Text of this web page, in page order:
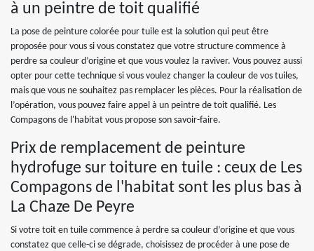
à un peintre de toit qualifié
La pose de peinture colorée pour tuile est la solution qui peut être
proposée pour vous si vous constatez que votre structure commence à
perdre sa couleur d’origine et que vous voulez la raviver. Vous pouvez aussi
opter pour cette technique si vous voulez changer la couleur de vos tuiles,
mais que vous ne souhaitez pas remplacer les pièces. Pour la réalisation de
l’opération, vous pouvez faire appel à un peintre de toit qualifié. Les
Compagons de l'habitat vous propose son savoir-faire.
Prix de remplacement de peinture
hydrofuge sur toiture en tuile : ceux de Les
Compagons de l'habitat sont les plus bas à
La Chaze De Peyre
Si votre toit en tuile commence à perdre sa couleur d’origine et que vous
constatez que celle-ci se dégrade, choisissez de procéder à une pose de